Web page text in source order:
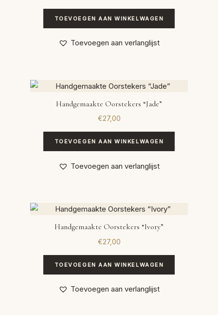
TOEVOEGEN AAN WINKELWAGEN
Toevoegen aan verlanglijst
Handgemaakte Oorstekers “Jade”
€27,00
TOEVOEGEN AAN WINKELWAGEN
Toevoegen aan verlanglijst
Handgemaakte Oorstekers “Ivory”
€27,00
TOEVOEGEN AAN WINKELWAGEN
Toevoegen aan verlanglijst